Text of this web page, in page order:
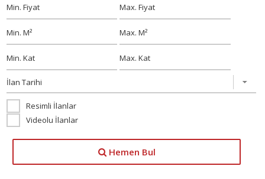
Resimli İlanlar
Videolu İlanlar
Hemen Bul